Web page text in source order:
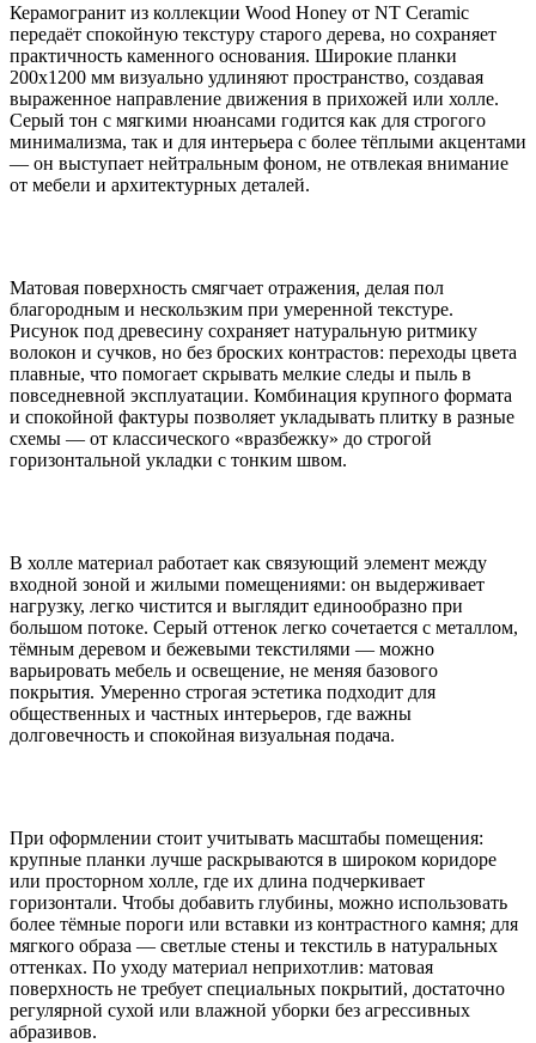
Керамогранит из коллекции Wood Honey от NT Ceramic
передаёт спокойную текстуру старого дерева, но сохраняет
практичность каменного основания. Широкие планки
200x1200 мм визуально удлиняют пространство, создавая
выраженное направление движения в прихожей или холле.
Серый тон с мягкими нюансами годится как для строгого
минимализма, так и для интерьера с более тёплыми акцентами
— он выступает нейтральным фоном, не отвлекая внимание
от мебели и архитектурных деталей.
Матовая поверхность смягчает отражения, делая пол
благородным и нескользким при умеренной текстуре.
Рисунок под древесину сохраняет натуральную ритмику
волокон и сучков, но без броских контрастов: переходы цвета
плавные, что помогает скрывать мелкие следы и пыль в
повседневной эксплуатации. Комбинация крупного формата
и спокойной фактуры позволяет укладывать плитку в разные
схемы — от классического «вразбежку» до строгой
горизонтальной укладки с тонким швом.
В холле материал работает как связующий элемент между
входной зоной и жилыми помещениями: он выдерживает
нагрузку, легко чистится и выглядит единообразно при
большом потоке. Серый оттенок легко сочетается с металлом,
тёмным деревом и бежевыми текстилями — можно
варьировать мебель и освещение, не меняя базового
покрытия. Умеренно строгая эстетика подходит для
общественных и частных интерьеров, где важны
долговечность и спокойная визуальная подача.
При оформлении стоит учитывать масштабы помещения:
крупные планки лучше раскрываются в широком коридоре
или просторном холле, где их длина подчеркивает
горизонтали. Чтобы добавить глубины, можно использовать
более тёмные пороги или вставки из контрастного камня; для
мягкого образа — светлые стены и текстиль в натуральных
оттенках. По уходу материал неприхотлив: матовая
поверхность не требует специальных покрытий, достаточно
регулярной сухой или влажной уборки без агрессивных
абразивов.